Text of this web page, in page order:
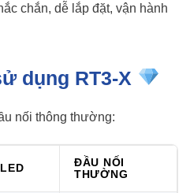
chắn, dễ lắp đặt, vận hành
dụng RT3-X
nối thông thường:
ĐẦU NỐI
THƯỜNG